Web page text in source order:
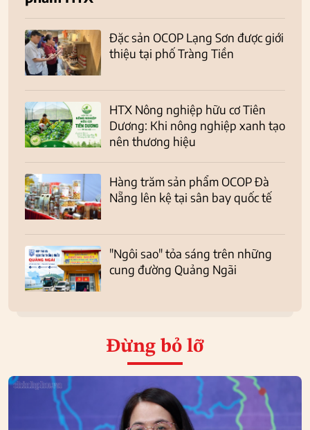
Đặc sản OCOP Lạng Sơn được giới
thiệu tại phố Tràng Tiền
HTX Nông nghiệp hữu cơ Tiên
Dương: Khi nông nghiệp xanh tạo
nên thương hiệu
Hàng trăm sản phẩm OCOP Đà
Nẵng lên kệ tại sân bay quốc tế
"Ngôi sao" tỏa sáng trên những
cung đường Quảng Ngãi
Đừng bỏ lỡ